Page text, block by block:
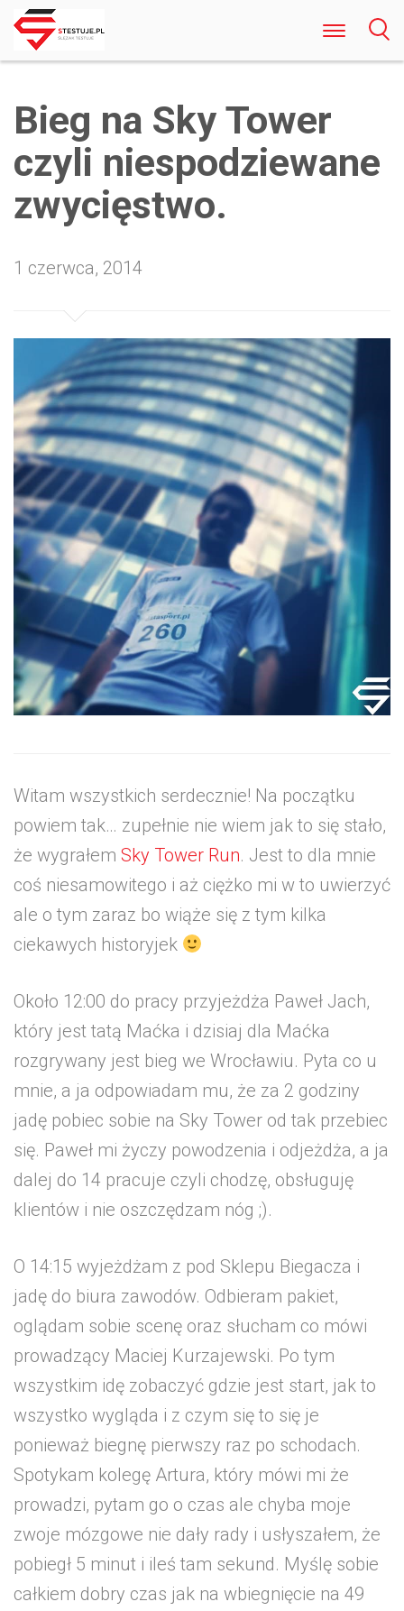
Online w Polsce Rozrywka Bez Ryzyka i
Rejestracji
Bieg na Sky Tower
czyli niespodziewane
zwycięstwo.
1 czerwca, 2014
Witam wszystkich serdecznie! Na początku
powiem tak… zupełnie nie wiem jak to się stało,
że wygrałem Sky Tower Run. Jest to dla mnie
coś niesamowitego i aż ciężko mi w to uwierzyć
ale o tym zaraz bo wiąże się z tym kilka
ciekawych historyjek
Około 12:00 do pracy przyjeżdża Paweł Jach,
który jest tatą Maćka i dzisiaj dla Maćka
rozgrywany jest bieg we Wrocławiu. Pyta co u
mnie, a ja odpowiadam mu, że za 2 godziny
jadę pobiec sobie na Sky Tower od tak przebiec
się. Paweł mi życzy powodzenia i odjeżdża, a ja
dalej do 14 pracuje czyli chodzę, obsługuję
klientów i nie oszczędzam nóg ;).
O 14:15 wyjeżdżam z pod Sklepu Biegacza i
jadę do biura zawodów. Odbieram pakiet,
oglądam sobie scenę oraz słucham co mówi
prowadzący Maciej Kurzajewski. Po tym
wszystkim idę zobaczyć gdzie jest start, jak to
wszystko wygląda i z czym się to się je
ponieważ biegnę pierwszy raz po schodach.
Spotykam kolegę Artura, który mówi mi że
prowadzi, pytam go o czas ale chyba moje
zwoje mózgowe nie dały rady i usłyszałem, że
pobiegł 5 minut i ileś tam sekund. Myślę sobie
całkiem dobry czas jak na wbiegnięcie na 49